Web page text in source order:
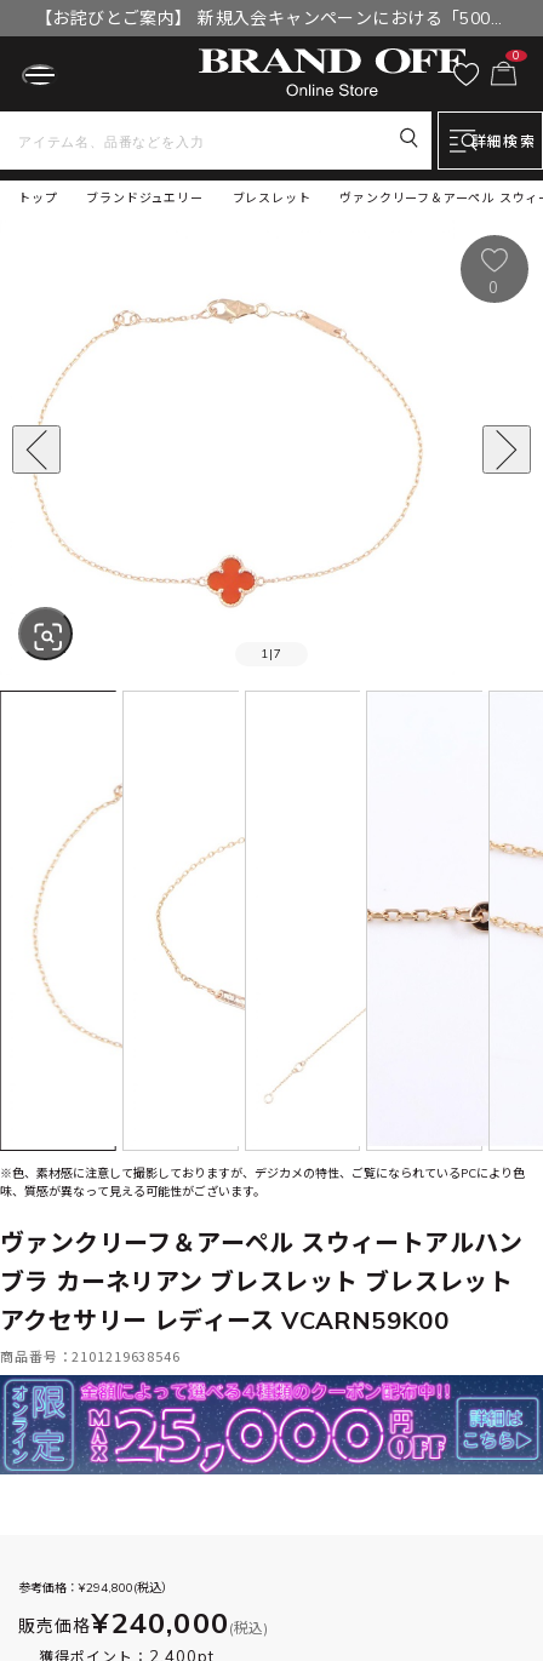
【お詫びとご案内】 新規入会キャンペーンにおける「500円
OFFクーポン」付与漏れと補填について
0
詳細検索
トップ ヴァンクリーフ＆アーペル スウ
ブランドジュエリー ブレスレット
1 |7
0
※色、素材感に注意して撮影しておりますが、デジカメの特性、ご覧になられているPCにより色
味、質感が異なって見える可能性がございます。
ヴァンクリーフ＆アーペル スウィートアルハン
ブラ カーネリアン ブレスレット ブレスレット
アクセサリー レディース VCARN59K00
商品番号：2101219638546
参考価格：¥294,800(税込）
販売価格¥240,000 (税込)
獲得ポイント： 2,400pt